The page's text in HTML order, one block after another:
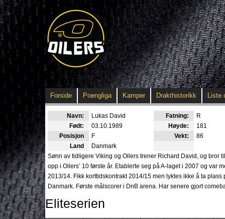
Forside Poengliga Kamper Drakthistorikk Liste
Navn: Lukas David Fatning:
R
Født:
03.10.1989 Høyde:
181
Posisjon
F Vekt:
86
Land
Danmark
Sønn av tidligere Viking og Oilers trener Richard David, og bror
opp i Oilers’ 10 første år. Etablerte seg på A-laget i 2007 og var
2013/14. Fikk korttidskontrakt 2014/15 men lyktes ikke å ta
Danmark. Første målscorer i DnB arena. Har senere gjort
Eliteserien